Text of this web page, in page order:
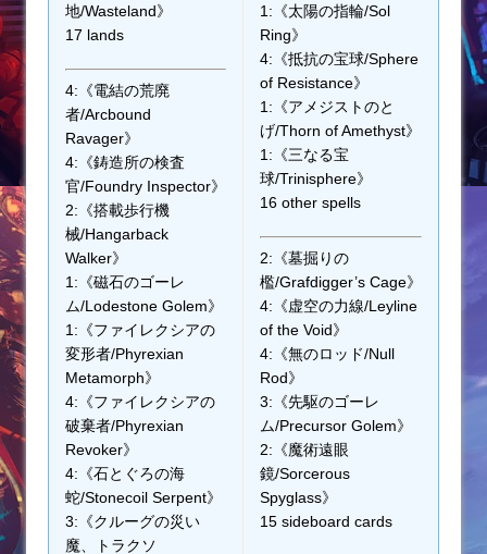
地/Wasteland》
17 lands
4:《電結の荒廃
者/Arcbound
Ravager》
4:《鋳造所の検査
官/Foundry Inspector》
2:《搭載歩行機
械/Hangarback
Walker》
1:《磁石のゴーレ
ム/Lodestone Golem》
1:《ファイレクシアの
変形者/Phyrexian
Metamorph》
4:《ファイレクシアの
破棄者/Phyrexian
Revoker》
4:《石とぐろの海
蛇/Stonecoil Serpent》
3:《クルーグの災い
魔、トラクソ
1:《太陽の指輪/Sol
Ring》
4:《抵抗の宝球/Sphere
of Resistance》
1:《アメジストのと
げ/Thorn of Amethyst》
1:《三なる宝
球/Trinisphere》
16 other spells
2:《墓掘りの
檻/Grafdigger’s Cage》
4:《虚空の力線/Leyline
of the Void》
4:《無のロッド/Null
Rod》
3:《先駆のゴーレ
ム/Precursor Golem》
2:《魔術遠眼
鏡/Sorcerous
Spyglass》
15 sideboard cards